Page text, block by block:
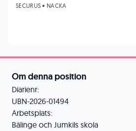
Om denna position
Diarienr:
UBN-2026-01494
Arbetsplats:
Bälinge och Jumkils skola
SECURUS • NACKA